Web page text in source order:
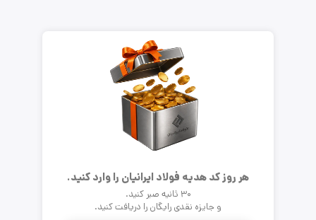
هر روز کد هدیه فولاد ایرانیان را وارد کنید.
۳۰ ثانیه صبر کنید.
و جایزه نقدی رایگان را دریافت کنید.